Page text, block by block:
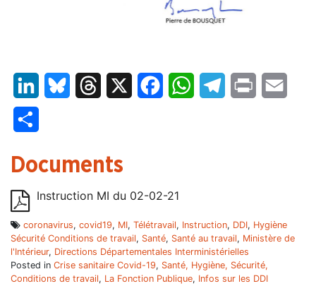
LinkedInBluesky Threads FacebookWhatsAppTelegram
Print
Documents
Instruction MI du 02-02-21
coronavirus, covid19, MI, Télétravail, Instruction, DDI, Hygiène
Sécurité Conditions de travail, Santé, Santé au travail, Ministère de
l'Intérieur, Directions Départementales Interministérielles
Posted in Crise sanitaire Covid-19, Santé, Hygiène, Sécurité,
Conditions de travail, La Fonction Publique, Infos sur les DDI